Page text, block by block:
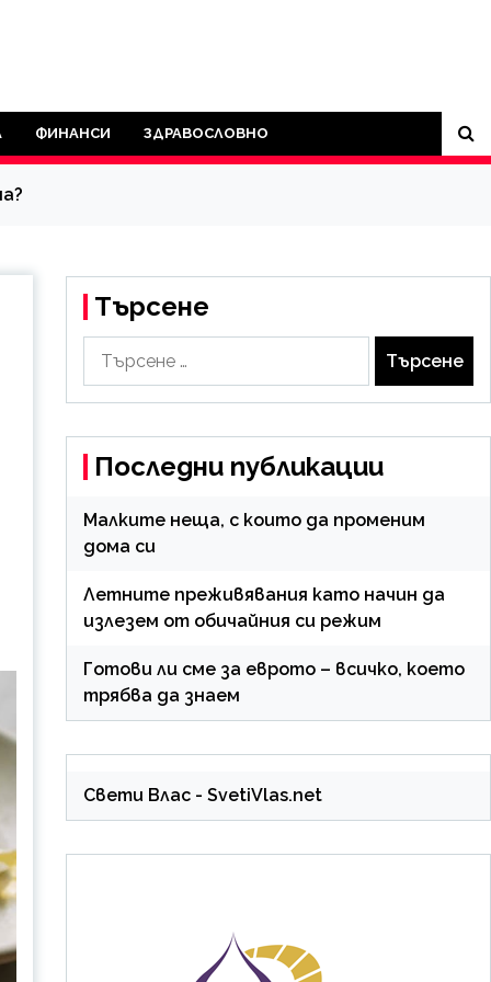
ФИНАНСИ ЗДРАВОСЛОВНО
Търсене
Последни публикации
Малките неща, с които да променим
дома си
Летните преживявания като начин да
излезем от обичайния си режим
Готови ли сме за еврото – всичко, което
трябва да знаем
Свети Влас- SvetiVlas.net